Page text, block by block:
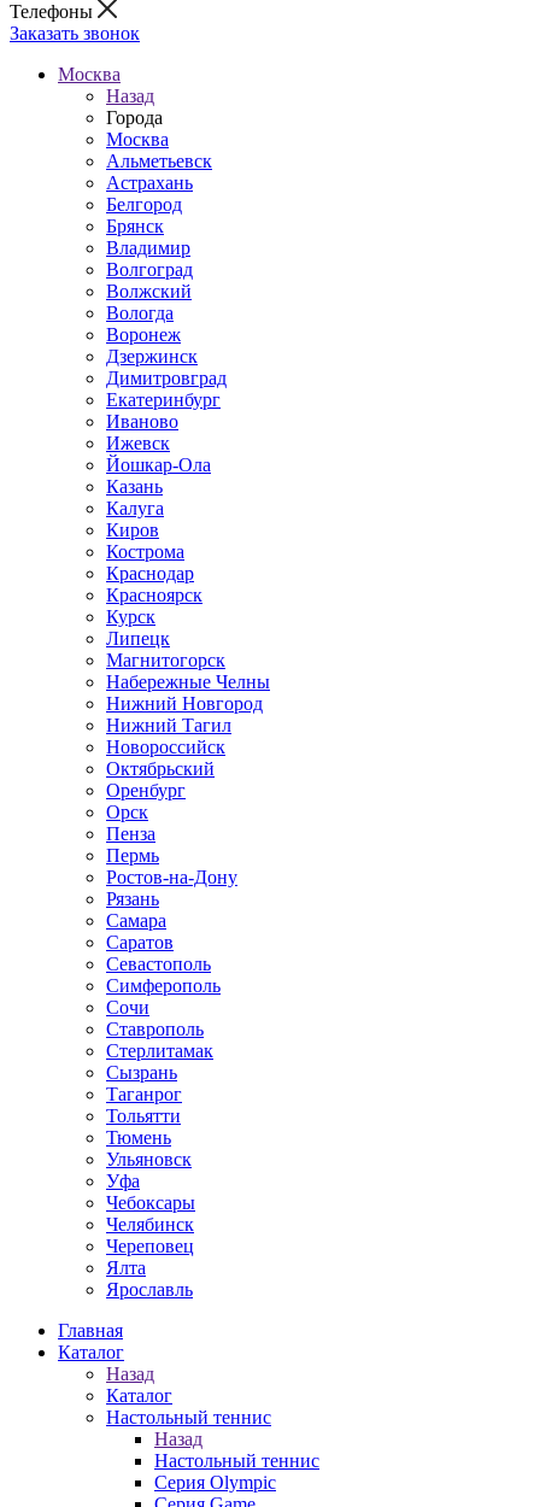
Телефоны
Заказать звонок
Москва
Назад
Города
Москва
Альметьевск
Астрахань
Белгород
Брянск
Владимир
Волгоград
Волжский
Вологда
Воронеж
Дзержинск
Димитровград
Екатеринбург
Иваново
Ижевск
Йошкар-Ола
Казань
Калуга
Киров
Кострома
Краснодар
Красноярск
Курск
Липецк
Магнитогорск
Набережные Челны
Нижний Новгород
Нижний Тагил
Новороссийск
Октябрьский
Оренбург
Орск
Пенза
Пермь
Ростов-на-Дону
Рязань
Самара
Саратов
Севастополь
Симферополь
Сочи
Ставрополь
Стерлитамак
Сызрань
Таганрог
Тольятти
Тюмень
Ульяновск
Уфа
Чебоксары
Челябинск
Череповец
Ялта
Ярославль
Главная
Каталог
Назад
Каталог
Настольный теннис
Назад
Настольный теннис
Серия Olympic